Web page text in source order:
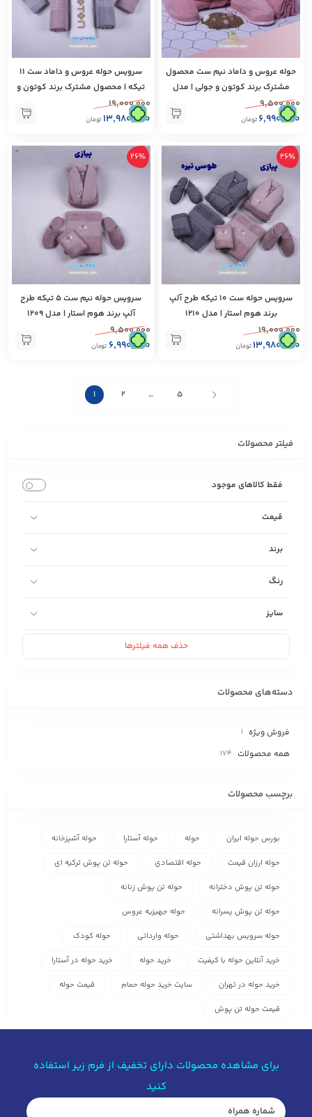
حوله عروس‌ و داماد نیم ست محصول
مشترک برند کوتون و جولی | مدل
۹,۵۰۰,۰۰۰
۶,۹۹۰,۰۰۰ تومان
سرویس حوله عروس‌ و داماد ست ۱۱
تیکه | محصول مشترک برند کوتون و
جولی | مدل 1211۱۹,۰۰۰,۰۰۰
۱۳,۹۸۰,۰۰۰ تومان
26%
سرویس حوله ست ۱۰ تیکه طرح آلپ
برند هوم استار | مدل 1210
۱۹,۰۰۰,۰۰۰
۱۳,۹۸۰,۰۰۰ تومان
+ 26%
سرویس حوله نیم ست ۵ تیکه طرح
آلپ برند هوم‌ استار | مدل 1209
۹,۵۰۰,۰۰۰
۶,۹۹۰,۰۰۰ تومان
1 2 … 5
فیلتر محصولات
فقط کالاهای موجود
قیمت
برند
رنگ
سایز
حذف همه فیلترها
دسته‌های محصولات
فروش ویژه 1
همه محصولات 174
برچسب محصولات
بورس حوله ایران حوله حوله آستارا حوله آشپزخانه
حوله ارزان قیمت حوله اقتصادی حوله تن پوش ترکیه ای
حوله تن پوش دخترانه حوله تن پوش زنانه
حوله تن پوش پسرانه حوله جهیزیه عروس
حوله سرویس بهداشتی حوله وارداتی حوله کودک
خرید آنلاین حوله با کیفیت خرید حوله خرید حوله در آستارا
خرید حوله در تهران سایت خرید حوله حمام قیمت حوله
قیمت حوله تن پوش
برای مشاهده محصولات دارای تخفیف از فرم زیر استفاده
کنید